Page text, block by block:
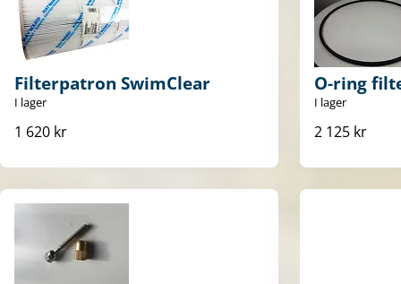
Filterpatron SwimClear
I lager
1 620 kr
O-ring
I lager
2 125 kr